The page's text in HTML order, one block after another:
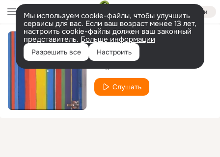
Войти
Мы используем cookie-файлы, чтобы улучшить
сервисы для вас. Если ваш возраст менее 13 лет,
настроить cookie-файлы должен ваш законный
представитель. Больше информации
Разрешить все Настроить
Del sur (Live)
Слушать